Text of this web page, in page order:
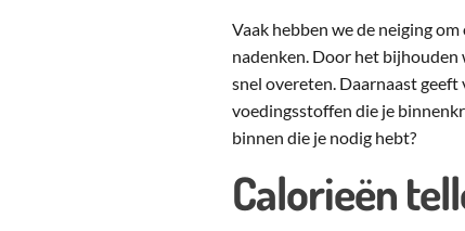
Vaak hebben we de neiging
nadenken. Door het bijhouden
snel overeten. Daarnaast
voedingsstoffen die je
binnen die je nodig hebt?
Calorieën